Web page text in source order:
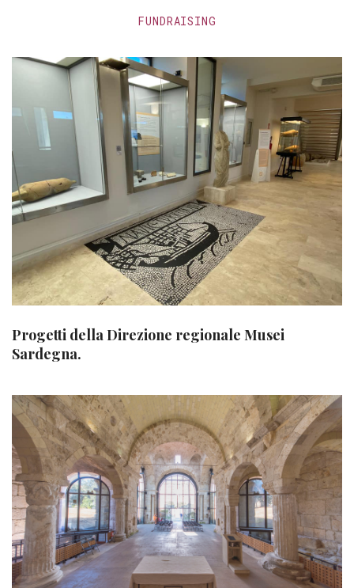
FUNDRAISING
Progetti della Direzione regionale Musei
Sardegna.